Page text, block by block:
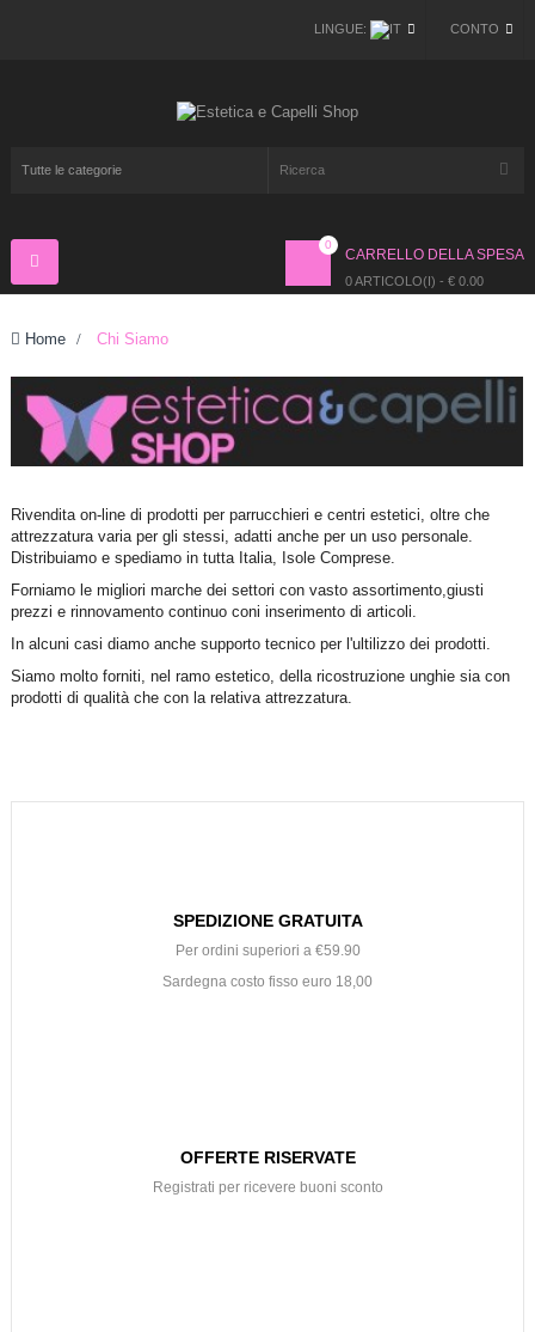
CONTO
LINGUE:
CARRELLO DELLA SPESA
0 ARTICOLO(I) - € 0.00
0
Navigazione
Toggle
Home > Chi Siamo
Rivendita on-line di prodotti per parrucchieri e centri estetici, oltre che
attrezzatura varia per gli stessi, adatti anche per un uso personale.
Distribuiamo e spediamo in tutta Italia, Isole Comprese.
Forniamo le migliori marche dei settori con vasto assortimento,giusti
prezzi e rinnovamento continuo coni inserimento di articoli.
In alcuni casi diamo anche supporto tecnico per l'ultilizzo dei prodotti.
Siamo molto forniti, nel ramo estetico, della ricostruzione unghie sia con
prodotti di qualità che con la relativa attrezzatura.
SPEDIZIONE GRATUITA
Per ordini superiori a €59.90
Sardegna costo fisso euro 18,00
OFFERTE RISERVATE
Registrati per ricevere buoni sconto